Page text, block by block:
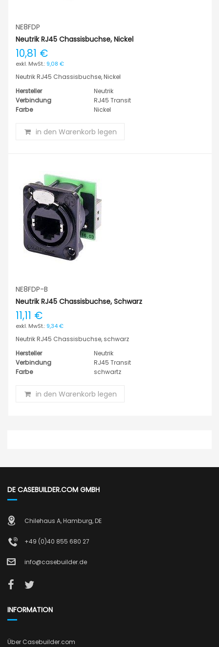
NE8FDP
Neutrik RJ45 Chassisbuchse, Nickel
10,81 €
9,08 €
Neutrik RJ45 Chassisbuchse, Nickel
Hersteller
Neutrik
Verbindung
RJ45 Transit
Farbe
Nickel
in den Warenkorb legen
NE8FDP-B
Neutrik RJ45 Chassisbuchse, Schwarz
11,11 €
9,34 €
Neutrik RJ45 Chassisbuchse, schwarz
Hersteller
Neutrik
Verbindung
RJ45 Transit
Farbe
schwartz
in den Warenkorb legen
DE CASEBUILDER.COM GMBH
Chilehaus A, Hamburg, DE
+49 (0)40 855 680 27
info@casebuilder.de
INFORMATION
Über Casebuilder.com